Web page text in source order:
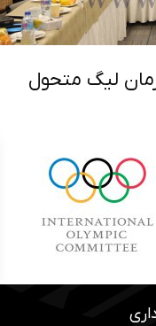
لیگ متحول